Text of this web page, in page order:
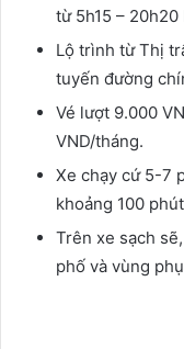
từ 5h15 – 20h20
Lộ trình từ Thị
tuyến đường
Vé lượt 9.000
VND/tháng.
Xe chạy cứ 5-7
khoảng 100
Trên xe sạch
phố và vùng